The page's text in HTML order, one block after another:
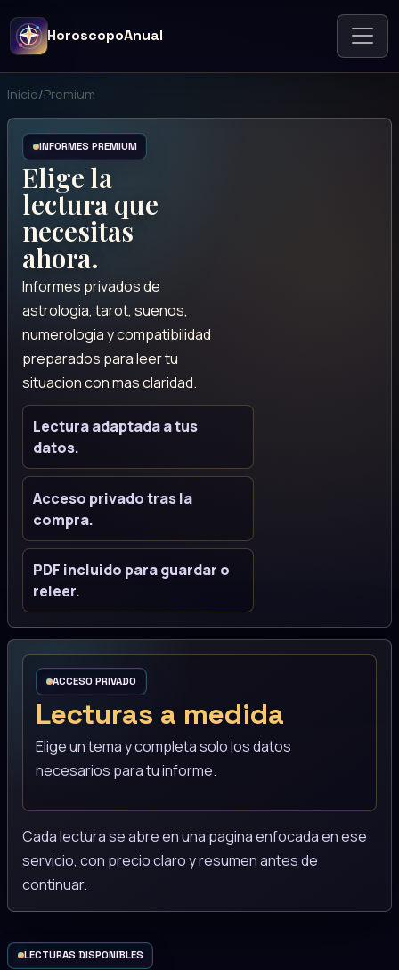
HoroscopoAnual
Inicio/Premium
INFORMES PREMIUM
Elige la
lectura que
necesitas
ahora.
Informes privados de
astrologia, tarot, suenos,
numerologia y compatibilidad
preparados para leer tu
situacion con mas claridad.
Lectura adaptada a tus
datos.
Acceso privado tras la
compra.
PDF incluido para guardar o
releer.
ACCESO PRIVADO
Lecturas a medida
Elige un tema y completa solo los datos
necesarios para tu informe.
Cada lectura se abre en una pagina enfocada en ese
servicio, con precio claro y resumen antes de
continuar.
LECTURAS DISPONIBLES